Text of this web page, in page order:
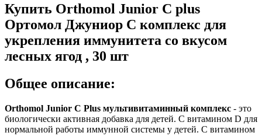
Купить Orthomol Junior C plus
Ортомол Джуниор С комплекс для
укрепления иммунитета со вкусом
лесных ягод , 30 шт
Общее описание:
Orthomol Junior C Plus мультивитаминный комплекс - это
биологически активная добавка для детей. С витамином D для
нормальной работы иммунной системы у детей. С витамином